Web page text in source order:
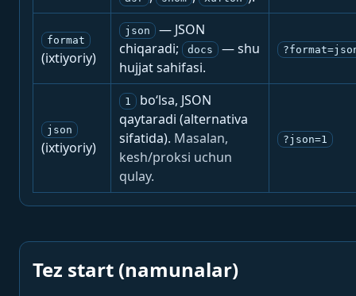
format
(ixtiyoriy)
json
— JSON
chiqaradi;
docs
— shu
hujjat sahifasi.
json
(ixtiyoriy)
1
bo‘lsa, JSON
qaytaradi (alternativa
sifatida). Masalan,
kesh/proksi uchun
qulay.
?json=1
Tez start (namunalar)